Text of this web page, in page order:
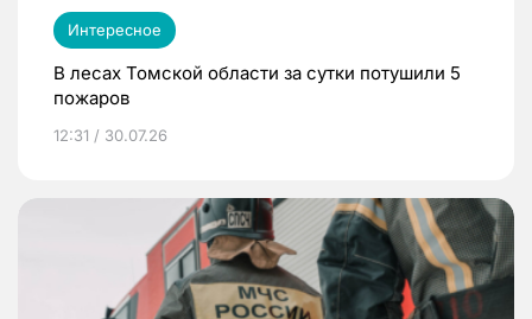
Интересное
В лесах Томской области за сутки потушили 5
пожаров
12:31 / 30.07.26